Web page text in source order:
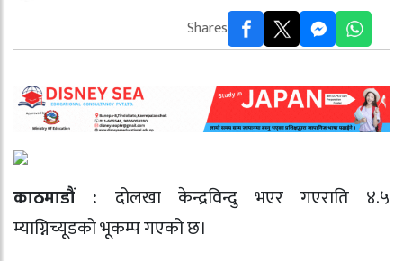
Shares
काठमाडौं : दोलखा केन्द्रविन्दु भएर गएराति ४.५
म्याग्निच्यूडको भूकम्प गएको छ।